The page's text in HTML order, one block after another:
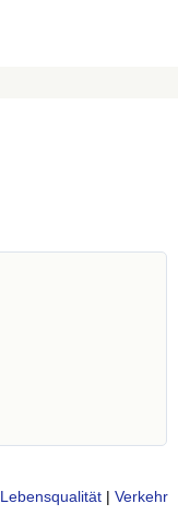
Lebensqualität | Verkehr